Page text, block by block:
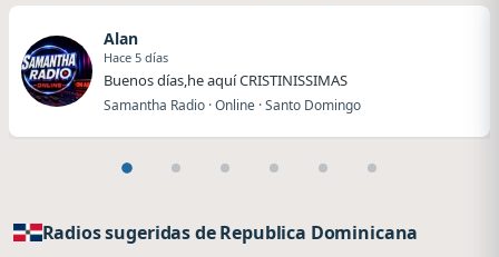
Alan
Hace 5 días
Buenos días,he aquí CRISTINISSIMAS
Samantha Radio · Online · Santo Domingo
Radios sugeridas de Republica Dominicana